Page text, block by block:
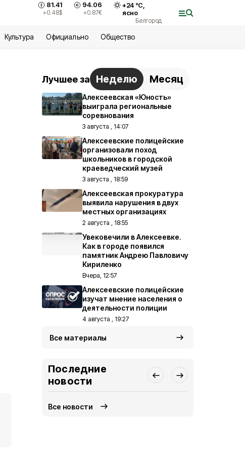
81.41
+0.48$
94.06
+0.87€
+24°С,
ясно
Белгород
Культура Официально Общество
Лучшее за Неделю Месяц
Алексеевская «Юность»
выиграла региональные
соревнования
3 августа , 14:07
Алексеевские полицейские
организовали поход
школьников в городской
краеведческий музей
3 августа , 18:59
Алексеевская прокуратура
выявила нарушения в двух
местных организациях
2 августа , 18:55
Увековечили в Алексеевке.
Как в городе появился
памятник Андрею Павловичу
Кириленко
Вчера, 12:57
Алексеевские полицейские
изучат мнение населения о
деятельности полиции
4 августа , 19:27
Все материалы
Последние
новости
Все новости